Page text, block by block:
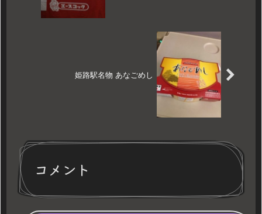
姫路駅名物 あなごめし
コメント